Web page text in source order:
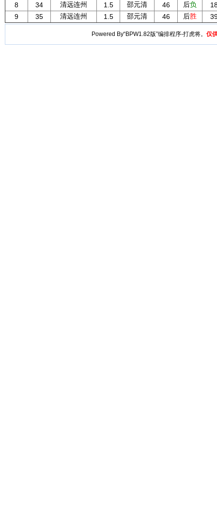
8
34 清远连州 1.5 邵元清 46 后负
9
35 清远连州 1.5 邵元清 46 后胜
Powered By“BPW1.82版”编排程序-打虎将。 仅